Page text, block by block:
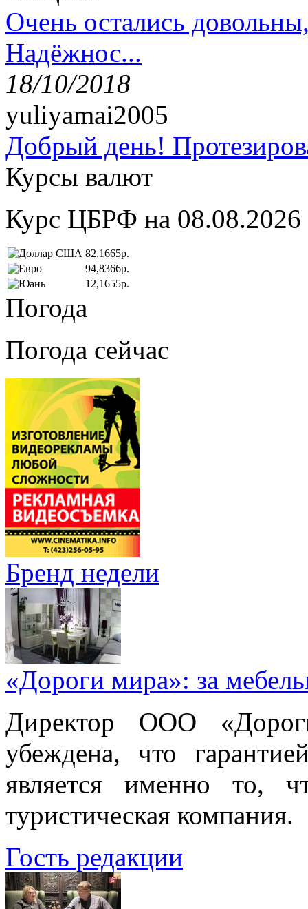
Очень остались
Надёжнос...
18/10/2018
yuliyamai2005
Добрый день!
Курсы валют
Курс ЦБРФ на 08.08.2026
82,1665р.
94,8366р.
12,1655р.
Погода
Погода сейчас
Бренд недели
«Дороги мира»: за
Директор ООО
убеждена, что
является именно то,
туристическая компания.
Гость редакции